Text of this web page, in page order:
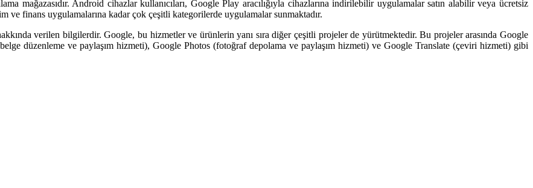
mağazasıdır. Android cihazlar kullanıcıları, Google Play aracılığıyla cihazlarına indirilebilir uygulamalar satın alabilir veya ücretsiz
ve finans uygulamalarına kadar çok çeşitli kategorilerde uygulamalar sunmaktadır.
verilen bilgilerdir. Google, bu hizmetler ve ürünlerin yanı sıra diğer çeşitli projeler de yürütmektedir. Bu projeler arasında Google
düzenleme ve paylaşım hizmeti), Google Photos (fotoğraf depolama ve paylaşım hizmeti) ve Google Translate (çeviri hizmeti) gibi